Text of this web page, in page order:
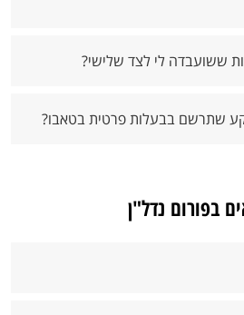
ששועבדה לי לצד שלישי?
שתרשם בבעלות פרטית בטאבו?
בפורום נדל"ן